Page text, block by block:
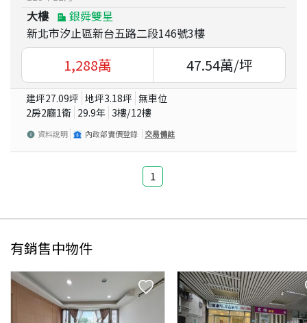
大樓
銀舜雙星
新北市汐止區新台五路二段146號3樓
1,288萬 47.54萬/坪
建坪27.09坪 地坪3.18坪 無車位
2房2廳1衛 29.9年 3樓/12樓
資料說明 內政部實價登錄 交易備註
1
有銷售中物件